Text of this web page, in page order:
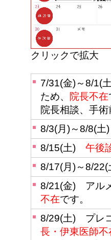
クリックで拡大
7/31(金)～8/1(
ため、 院長不在
院長相談、手
8/3(月)～8/8(
8/15(土) 午後
8/17(月)～8/
8/21(金) アル
不在です。
8/29(土) プレ
長・伊東医師不